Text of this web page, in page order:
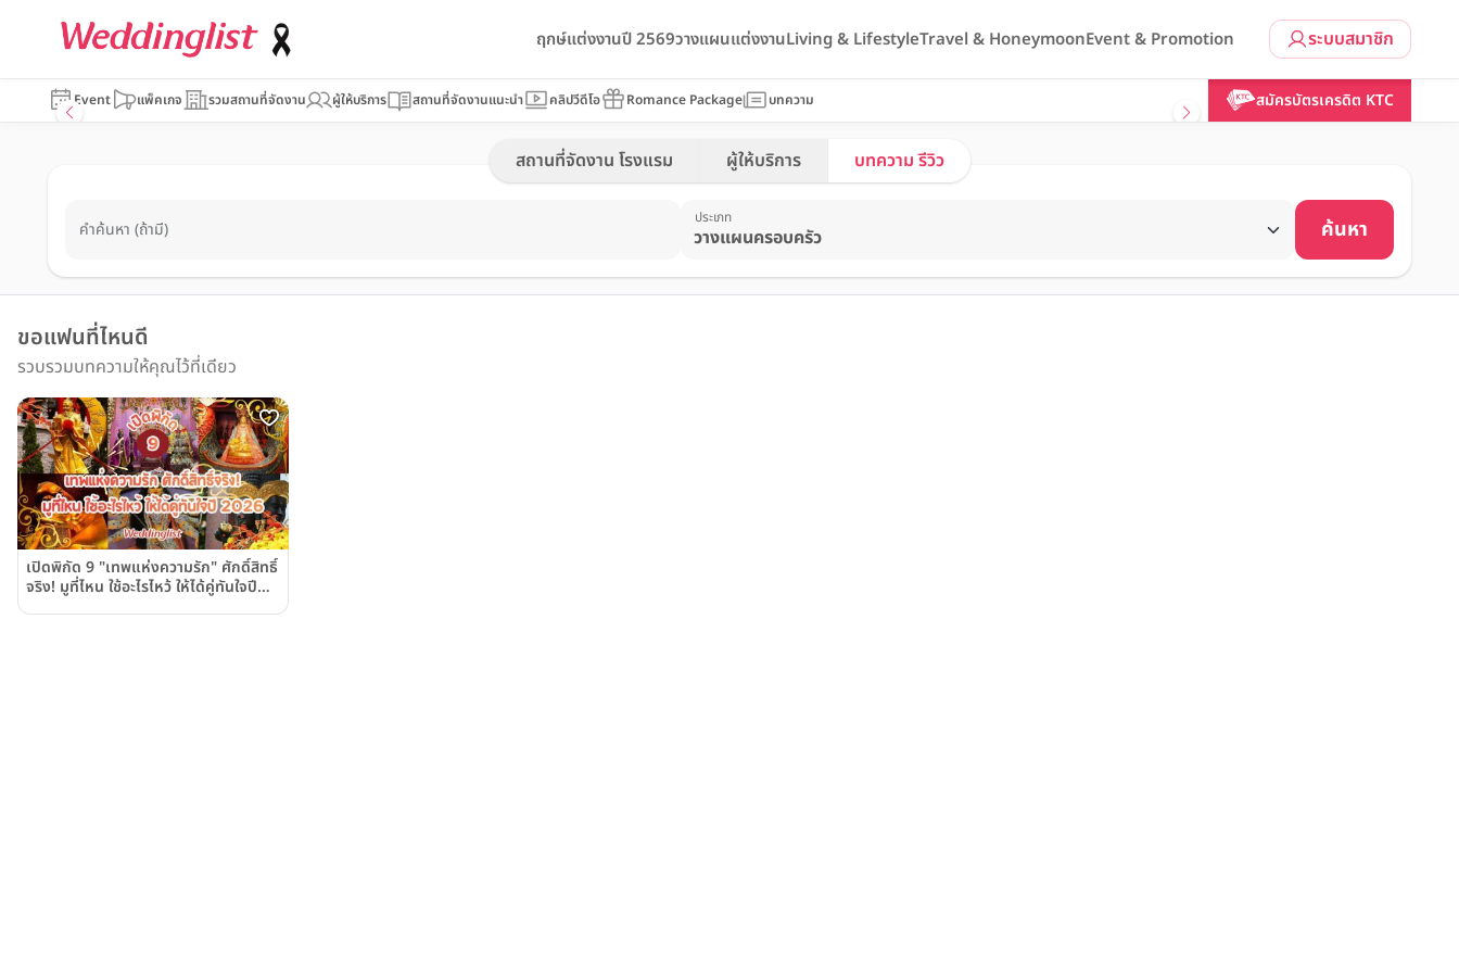
ระบบสมาชิก
ฤกษ์แต่งงานปี 2569วางแผนแต่งงานLiving & LifestyleTravel & HoneymoonEvent & Promotion
Event แพ็คเกจ รวมสถานที่จัดงาน ผู้ให้บริการ สถานที่จัดงานแนะนำ คลิปวีดีโอ Romance Package บทความ สมัครบัตรเครดิต KTC
สถานที่จัดงาน โรงแรม ผู้ให้บริการ บทความ รีวิว
คำค้นหา (ถ้ามี)
ประเภท ค้นหา
ขอแฟนที่ไหนดี
รวบรวมบทความให้คุณไว้ที่เดียว
เปิดพิกัด 9 "เทพแห่งความรัก" ศักดิ์สิทธิ์
จริง! มูที่ไหน ใช้อะไรไหว้ ให้ได้คู่ทันใจปี